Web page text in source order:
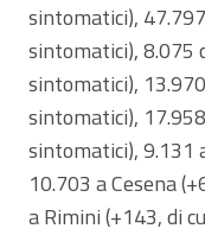
sintomatici),
sintomatici), 8.075
sintomatici),
sintomatici),
sintomatici), 9.131
10.703 a Cesena
a Rimini (+143, di